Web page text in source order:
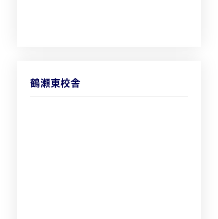
鶴瀬東校舎